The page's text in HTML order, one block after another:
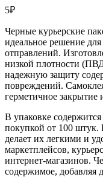
5₽
Черные курьерские
идеальное решение
отправлений.
низкой плотности
надежную защиту
повреждений.
герметичное
В упаковке
покупкой от 100
делает их легкими и
маркетплейсов,
интернет-магазинов.
содержимое, добавляя